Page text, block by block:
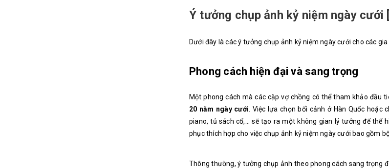
Ý tưởng chụp ảnh kỷ niệm ngày cưới
Dưới đây là các ý tưởng chụp ảnh kỷ niệm ngày cưới cho các
Phong cách hiện đại và sang trọng
Một phong cách mà các cặp vợ chồng có thể tham khảo đầu
20 năm ngày cưới . Việc lựa chọn bối cảnh ở Hàn Quốc
piano, tủ sách cổ,... sẽ tạo ra một không gian lý tưởng để thể
phục thích hợp cho việc chụp ảnh kỷ niệm ngày cưới bao gồm
Thông thường, ý tưởng chụp ảnh theo phong cách sang trọng